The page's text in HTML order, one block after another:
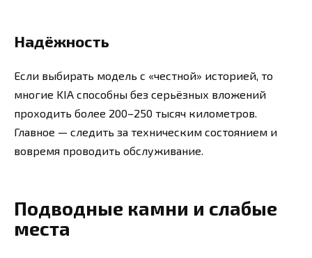
Надёжность
Если выбирать модель с «честной» историей, то
многие KIA способны без серьёзных вложений
проходить более 200–250 тысяч километров.
Главное — следить за техническим состоянием и
вовремя проводить обслуживание.
Подводные камни и слабые
места